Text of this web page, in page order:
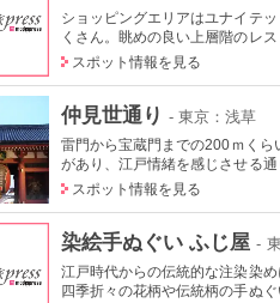
ショッピングエリアはユナイテ
くさん。眺めの良い上層階のレ
スポット情報を見る
仲見世通り - 東京：浅草
雷門から宝蔵門までの200ｍく
があり、江戸情緒を感じさせる通
スポット情報を見る
染絵手ぬぐい ふじ屋 -
江戸時代からの伝統的な注染染
四季折々の花柄や伝統柄の手ぬ